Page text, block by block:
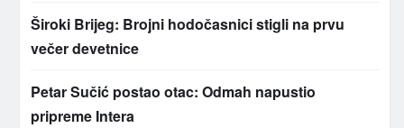
Široki Brijeg: Brojni hodočasnici stigli na prvu
večer devetnice
Petar Sučić postao otac: Odmah napustio
pripreme Intera